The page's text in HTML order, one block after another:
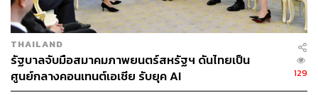
ตัวอย่างที่มีชื่อเสียงเมื่อพูดถึง Avatar Syndrome เขากล่าวว่า
หลังจากที่เขาได้ชมAvatarวันต่อมาเขารู้สึกหลงทางและว่าง
เปล่าเป็นอย่างมาก
“ผมรู้สึกหดหู่เพราะผมอยากจะใช้ชีวิตบนดาวแพนดอรา ซึ่งดู
THAILAND
รัฐบาลจับมือสมาคมภาพยนตร์สหรัฐฯ ดันไทยเป็น
ศูนย์กลางคอนเทนต์เอเชีย รับยุค AI
129